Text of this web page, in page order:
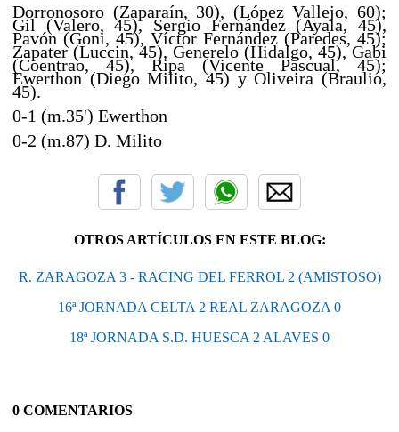
Dorronosoro (Zaparaín, 30), (López Vallejo, 60);
Gil (Valero, 45), Sergio Fernández (Ayala, 45),
Pavón (Goni, 45), Víctor Fernández (Paredes, 45);
Zapater (Luccin, 45), Generelo (Hidalgo, 45), Gabi
(Coentrao, 45), Ripa (Vicente Pascual, 45);
Ewerthon (Diego Milito, 45) y Oliveira (Braulio,
45).
0-1 (m.35') Ewerthon
0-2 (m.87) D. Milito
OTROS ARTÍCULOS EN ESTE BLOG:
R. ZARAGOZA 3 - RACING DEL FERROL 2 (AMISTOSO)
16ª JORNADA CELTA 2 REAL ZARAGOZA 0
18ª JORNADA S.D. HUESCA 2 ALAVES 0
0 COMENTARIOS